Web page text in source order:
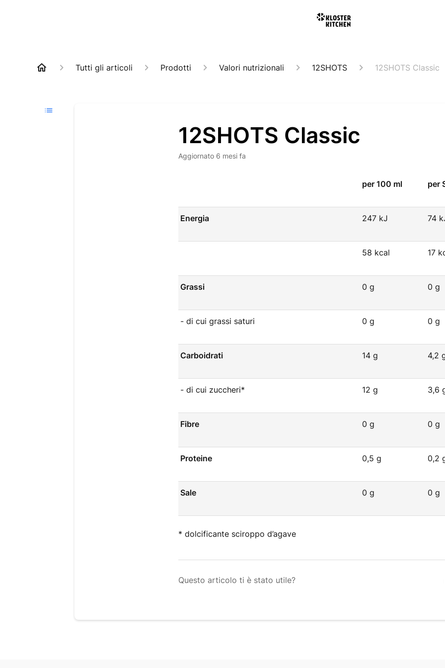
Tutti gli articoli Prodotti Valori nutrizionali 12SHOTS 12SHOTS Classic
12SHOTS Classic
Aggiornato 6 mesi fa
per 100 ml per
Energia 247 kJ 74
58 kcal 17
Grassi 0 g 0 g
- di cui grassi saturi 0 g 0 g
Carboidrati 14 g 4,2
- di cui zuccheri* 12 g 3,6
Fibre 0 g 0 g
Proteine 0,5 g 0,2
Sale 0 g 0 g
* dolcificante sciroppo d’agave
Questo articolo ti è stato utile?